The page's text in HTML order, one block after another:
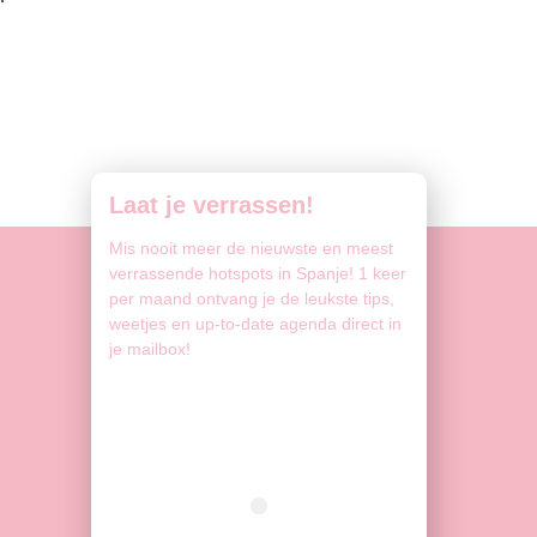
Laat je verrassen!
Mis nooit meer de nieuwste en meest
verrassende hotspots in Spanje! 1 keer
per maand ontvang je de leukste tips,
weetjes en up-to-date agenda direct in
je mailbox!